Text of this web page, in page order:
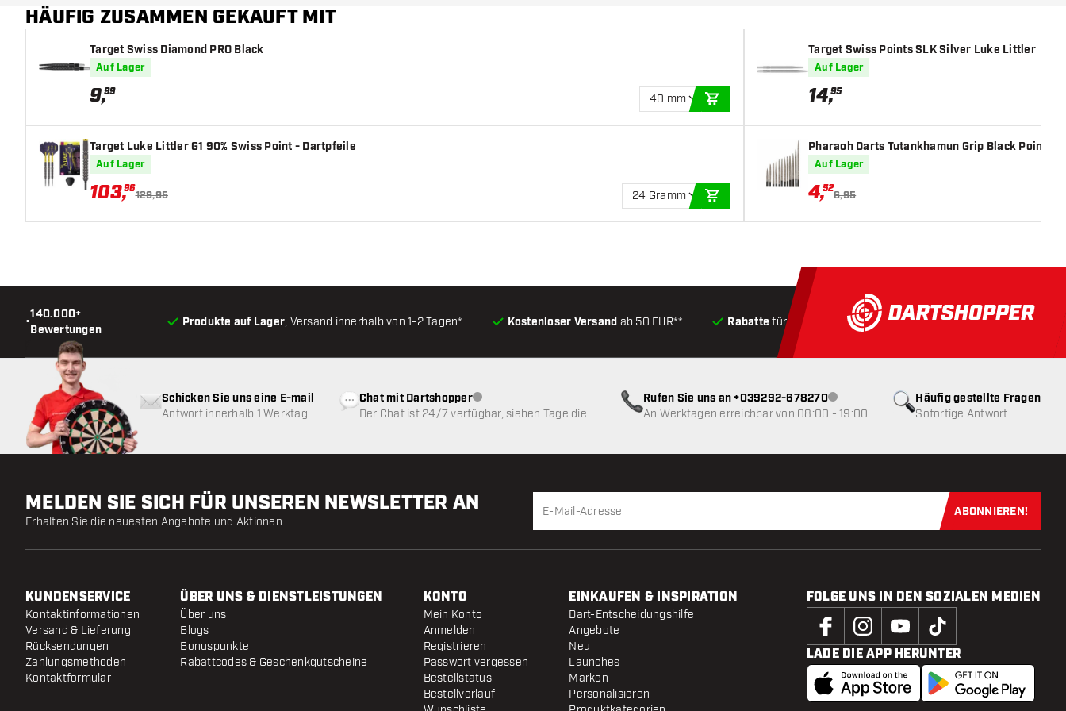
HÄUFIG ZUSAMMEN GEKAUFT MIT
Target Swiss Diamond PRO Black
Auf Lager
9,99
40 mm
Target Luke Littler G1 90% Swiss Point - Dartpfeile
Auf Lager
103,96
129,95 24 Gramm
IN DEN WARENKORB
Target Swiss Points SLK Silver Luke Littler
Auf Lager
14,95
Pharaoh Darts Tutankhamun Grip Black Points
Auf Lager
4,52
6,95
•
140.000+
Bewertungen
Produkte auf Lager, Versand innerhalb von 1-2 Tagen* Kostenloser Versand ab 50 EUR** Rabatte für Kunden Produkte auf Lager, Versand
Häufig gestellte Fragen
Sofortige Antwort
Schicken Sie uns eine E-mail
Antwort innerhalb 1 Werktag
Chat mit DartshopperKundenservice nicht verfügbar
Der Chat ist 24/7 verfügbar, sieben Tage die
Rufen Sie uns an +039292-678270Kundenservice nicht verfügbar
An Werktagen erreichbar von 08:00 - 19:00
MELDEN SIE SICH FÜR UNSEREN NEWSLETTER AN
Erhalten Sie die neuesten Angebote und Aktionen
Jetzt für
ABONNIEREN!
KUNDENSERVICE
Kontaktinformationen
Versand & Lieferung
Rücksendungen
Zahlungsmethoden
Kontaktformular
ÜBER UNS & DIENSTLEISTUNGEN
Über uns
Blogs
Bonuspunkte
Rabattcodes & Geschenkgutscheine
KONTO
Mein Konto
Anmelden
Registrieren
Passwort vergessen
Bestellstatus
Bestellverlauf
EINKAUFEN & INSPIRATION
Dart-Entscheidungshilfe
Angebote
Neu
Launches
Marken
Personalisieren
FOLGE UNS IN DEN SOZIALEN MEDIEN
LADE DIE APP HERUNTER